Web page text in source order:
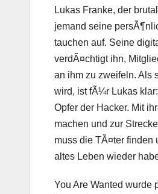
Lukas Franke, der
jemand seine
tauchen auf. Seine
verdÃ¤chtigt ihn,
an ihm zu zweifeln. Als
wird, ist fÃ¼r Lukas
Opfer der Hacker. Mit
machen und zur
muss die TÃ¤ter finden
altes Leben wieder
You Are Wanted wurde